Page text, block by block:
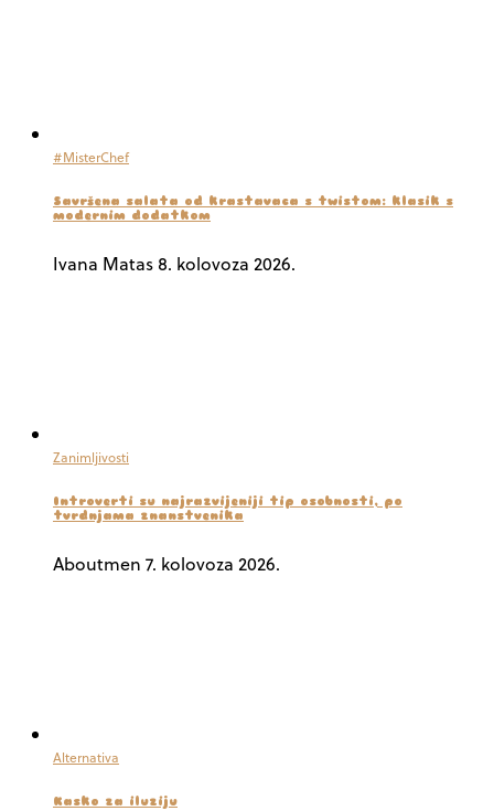
#MisterChef
Savršena salata od krastavaca s twistom: klasik s
modernim dodatkom
Ivana Matas 8. kolovoza 2026.
Zanimljivosti
Introverti su najrazvijeniji tip osobnosti, po
tvrdnjama znanstvenika
Aboutmen 7. kolovoza 2026.
Alternativa
Kasko za iluziju